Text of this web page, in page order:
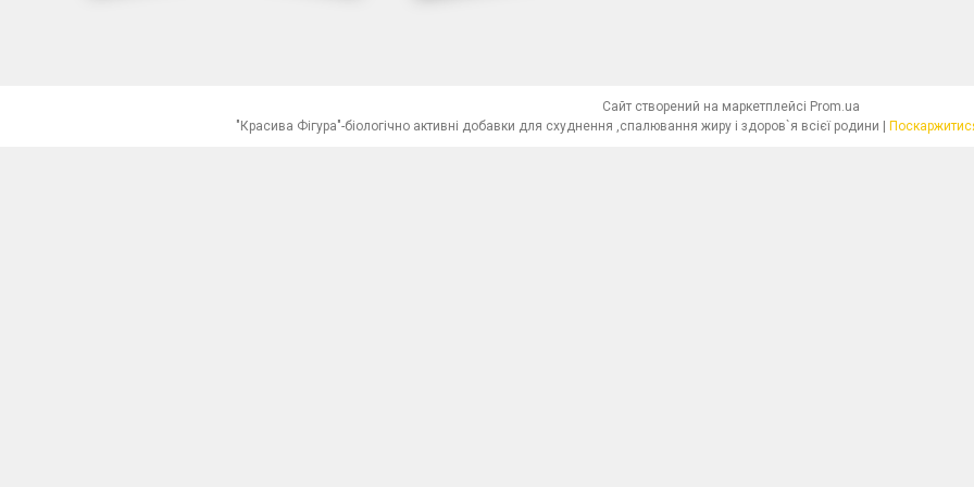
Сайт створений на маркетплейсі Prom.ua
"Красива Фігура"-біологічно активні добавки для схуднення ,спалювання жиру і здоров`я всієї родини |